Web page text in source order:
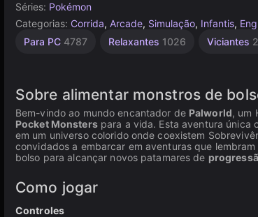
Séries: Pokémon
Categorias: Corrida, Arcade, Simulação, Infantis,
Para PC 4787 Relaxantes 1026 Viciantes
Sem
Fofos
Aprendizagem
Mentais
Colecionismo
Agilidade
Mesa e
De 1
Russos
Simples
Navegador
Unity
Sobre alimentar monstros de
Bem-vindo ao mundo encantador de Palworld, um
Pocket Monsterspara a vida. Esta aventura única
em um universo colorido onde coexistem
convidados a embarcar em aventuras que lembram
bolso para alcançar novos patamares de
Como jogar
Controles